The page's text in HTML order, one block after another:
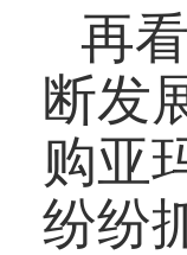
再
断发
购亚
纷纷